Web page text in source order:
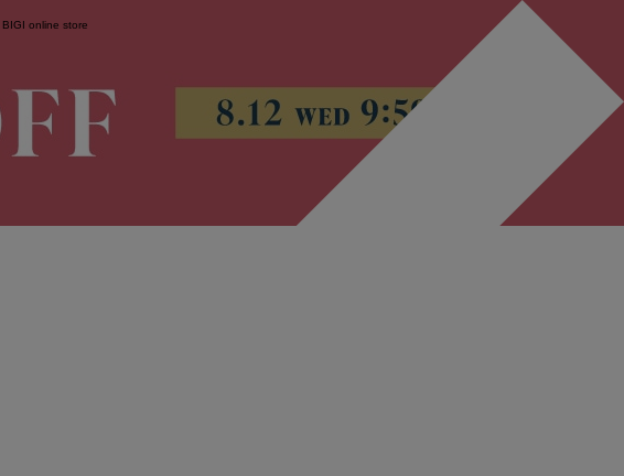
BIGI online store